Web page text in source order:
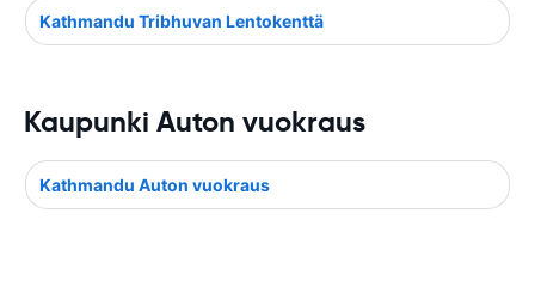
Kathmandu Tribhuvan Lentokenttä
Kaupunki Auton vuokraus
Kathmandu Auton vuokraus